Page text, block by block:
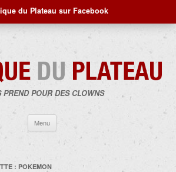
du Plateau sur Facebook
POUR DES CLOWNS
Menu
contenu
: POKEMON